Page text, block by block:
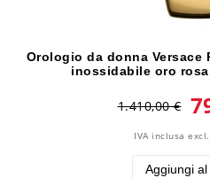
Orologio da donna Versace
inossidabile oro rosa
1.410,00 €
IVA inclusa excl.
Aggiungi